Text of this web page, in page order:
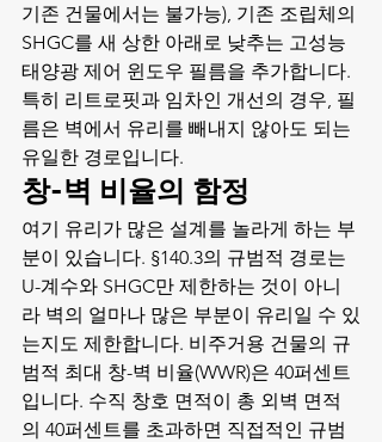
기존 건물에서는 불가능), 기존 조립체의
SHGC를 새 상한 아래로 낮추는 고성능
태양광 제어 윈도우 필름을 추가합니다.
특히 리트로핏과 임차인 개선의 경우, 필
름은 벽에서 유리를 빼내지 않아도 되는
유일한 경로입니다.
창-벽 비율의 함정
여기 유리가 많은 설계를 놀라게 하는 부
분이 있습니다. §140.3의 규범적 경로는
U-계수와 SHGC만 제한하는 것이 아니
라 벽의 얼마나 많은 부분이 유리일 수 있
는지도 제한합니다. 비주거용 건물의 규
범적 최대 창-벽 비율(WWR)은 40퍼센트
입니다. 수직 창호 면적이 총 외벽 면적
의 40퍼센트를 초과하면 직접적인 규범